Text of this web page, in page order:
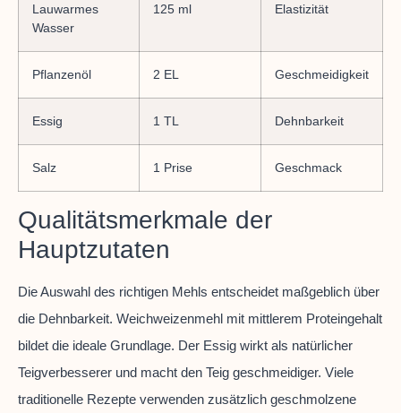
Lauwarmes
Wasser
125 ml Elastizität
Pflanzenöl 2 EL Geschmeidigkeit
Essig 1 TL Dehnbarkeit
Salz 1 Prise Geschmack
Qualitätsmerkmale der
Hauptzutaten
Die Auswahl des richtigen Mehls entscheidet maßgeblich über
die Dehnbarkeit. Weichweizenmehl mit mittlerem Proteingehalt
bildet die ideale Grundlage. Der Essig wirkt als natürlicher
Teigverbesserer und macht den Teig geschmeidiger. Viele
traditionelle Rezepte verwenden zusätzlich geschmolzene